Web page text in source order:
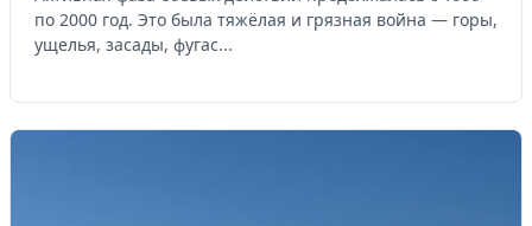
по 2000 год. Это была тяжёлая и грязная война — горы,
ущелья, засады, фугас...